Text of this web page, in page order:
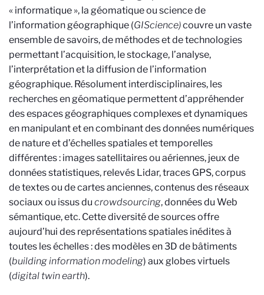
« informatique », la géomatique ou science de
l’information géographique (GIScience)couvre un vaste
ensemble de savoirs, de méthodes et de technologies
permettant l’acquisition, le stockage, l’analyse,
l’interprétation et la diffusion de l’information
géographique. Résolument interdisciplinaires, les
recherches en géomatique permettent d’appréhender
des espaces géographiques complexes et dynamiques
en manipulant et en combinant des données numériques
de nature et d’échelles spatiales et temporelles
différentes : images satellitaires ou aériennes, jeux de
données statistiques, relevés Lidar, traces GPS, corpus
de textes ou de cartes anciennes, contenus des réseaux
sociaux ou issus du crowdsourcing, données du Web
sémantique, etc. Cette diversité de sources offre
aujourd’hui des représentations spatiales inédites à
toutes les échelles : des modèles en 3D de bâtiments
(building information modeling) aux globes virtuels
(digital twin earth).